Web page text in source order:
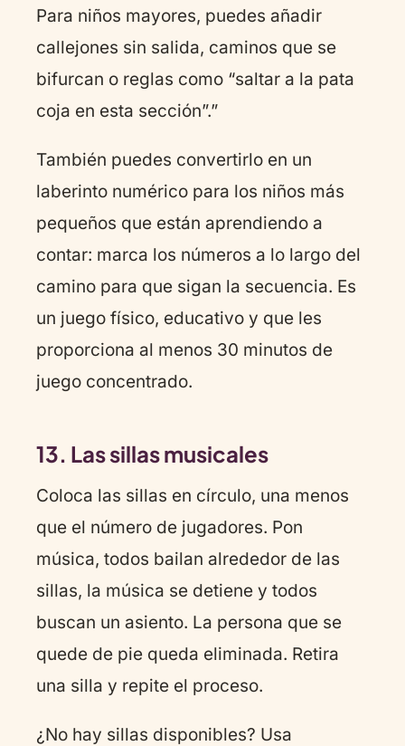
Para niños mayores, puedes añadir
callejones sin salida, caminos que se
bifurcan o reglas como “saltar a la pata
coja en esta sección”.”
También puedes convertirlo en un
laberinto numérico para los niños más
pequeños que están aprendiendo a
contar: marca los números a lo largo del
camino para que sigan la secuencia. Es
un juego físico, educativo y que les
proporciona al menos 30 minutos de
juego concentrado.
13. Las sillas musicales
Coloca las sillas en círculo, una menos
que el número de jugadores. Pon
música, todos bailan alrededor de las
sillas, la música se detiene y todos
buscan un asiento. La persona que se
quede de pie queda eliminada. Retira
una silla y repite el proceso.
¿No hay sillas disponibles? Usa